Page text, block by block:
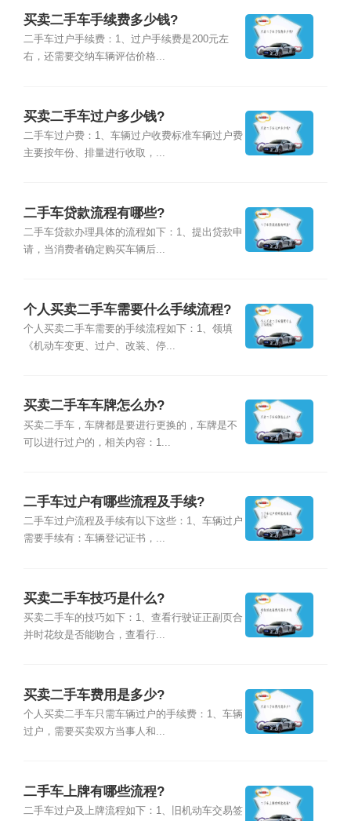
买卖二手车手续费多少钱?
二手车过户手续费：1、过户手续费是200元左
右，还需要交纳车辆评估价格...
买卖二手车过户多少钱?
二手车过户费：1、车辆过户收费标准车辆过户费
主要按年份、排量进行收取，...
二手车贷款流程有哪些?
二手车贷款办理具体的流程如下：1、提出贷款申
请，当消费者确定购买车辆后...
个人买卖二手车需要什么手续流程?
个人买卖二手车需要的手续流程如下：1、领填
《机动车变更、过户、改装、停...
买卖二手车车牌怎么办?
买卖二手车，车牌都是要进行更换的，车牌是不
可以进行过户的，相关内容：1...
二手车过户有哪些流程及手续?
二手车过户流程及手续有以下这些：1、车辆过户
需要手续有：车辆登记证书，...
买卖二手车技巧是什么?
买卖二手车的技巧如下：1、查看行驶证正副页合
并时花纹是否能吻合，查看行...
买卖二手车费用是多少?
个人买卖二手车只需车辆过户的手续费：1、车辆
过户，需要买卖双方当事人和...
二手车上牌有哪些流程?
二手车过户及上牌流程如下：1、旧机动车交易签